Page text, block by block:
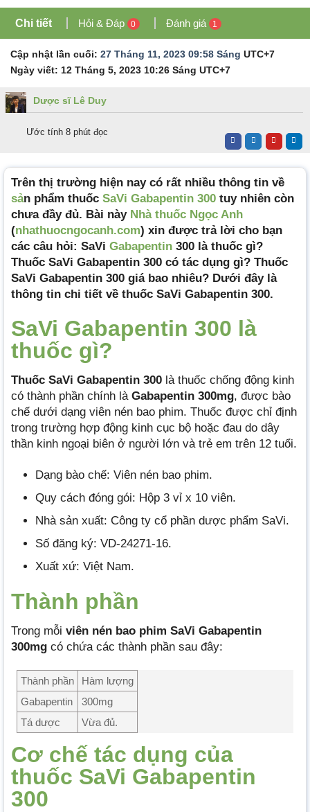
Chi tiết Hỏi & Đáp 0 Đánh giá 1
Cập nhật lần cuối: 27 Tháng 11, 2023 09:58 Sáng UTC+7
Ngày viết: 12 Tháng 5, 2023 10:26 Sáng UTC+7
Dược sĩ Lê Duy
Ước tính 8 phút đọc
Trên thị trường hiện nay có rất nhiều thông tin về
sản phẩm thuốc SaVi Gabapentin 300 tuy nhiên còn
chưa đầy đủ. Bài này Nhà thuốc Ngọc Anh
(nhathuocngocanh.com) xin được trả lời cho bạn
các câu hỏi: SaVi Gabapentin 300 là thuốc gì?
Thuốc SaVi Gabapentin 300 có tác dụng gì? Thuốc
SaVi Gabapentin 300 giá bao nhiêu? Dưới đây là
thông tin chi tiết về thuốc SaVi Gabapentin 300.
SaVi Gabapentin 300 là
thuốc gì?
Thuốc SaVi Gabapentin 300 là thuốc chống động kinh
có thành phần chính là Gabapentin 300mg, được bào
chế dưới dạng viên nén bao phim. Thuốc được chỉ định
trong trường hợp động kinh cục bộ hoặc đau do dây
thần kinh ngoại biên ở người lớn và trẻ em trên 12 tuổi.
Dạng bào chế: Viên nén bao phim.
Quy cách đóng gói: Hộp 3 vỉ x 10 viên.
Nhà sản xuất: Công ty cổ phần dược phẩm SaVi.
Số đăng ký: VD-24271-16.
Xuất xứ: Việt Nam.
Thành phần
Trong mỗi viên nén bao phim SaVi Gabapentin
300mg có chứa các thành phần sau đây:
Thành phần
Hàm lượng
Gabapentin
300mg
Tá dược
Vừa đủ.
Cơ chế tác dụng của
thuốc SaVi Gabapentin
300